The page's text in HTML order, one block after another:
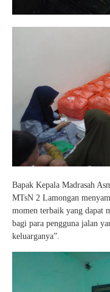
Bapak Kepala Madrasah
MTsN 2 Lamongan
momen terbaik yang dapat
bagi para pengguna jalan
keluarganya”.